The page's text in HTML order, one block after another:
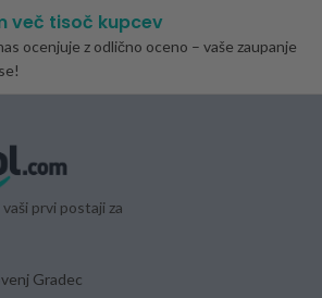
več tisoč kupcev
ocenjuje z odlično oceno – vaše zaupanje
prvi postaji za
Gradec